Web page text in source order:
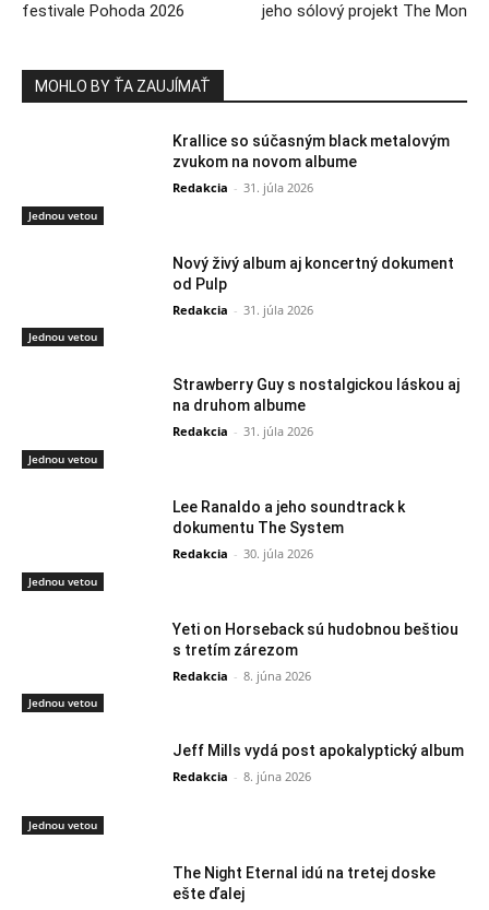
festivale Pohoda 2026
jeho sólový projekt The Mon
MOHLO BY ŤA ZAUJÍMAŤ
Jednou vetou
Krallice so súčasným black metalovým
zvukom na novom albume
Redakcia - 31. júla 2026
Jednou vetou
Nový živý album aj koncertný dokument
od Pulp
Redakcia - 31. júla 2026
Jednou vetou
Strawberry Guy s nostalgickou láskou aj
na druhom albume
Redakcia - 31. júla 2026
Jednou vetou
Lee Ranaldo a jeho soundtrack k
dokumentu The System
Redakcia - 30. júla 2026
Jednou vetou
Yeti on Horseback sú hudobnou beštiou
s tretím zárezom
Redakcia - 8. júna 2026
Jednou vetou
Jeff Mills vydá post apokalyptický album
Redakcia - 8. júna 2026
The Night Eternal idú na tretej doske
ešte ďalej